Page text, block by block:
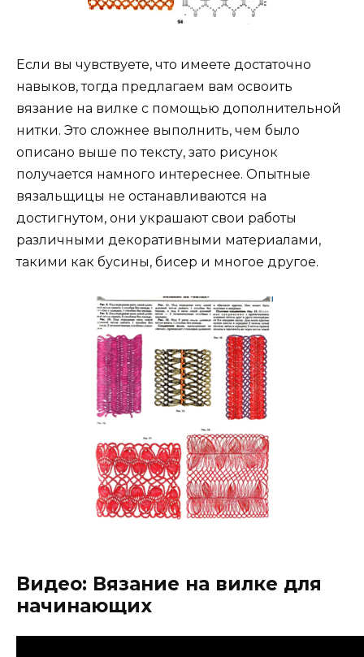
Если вы чувствуете, что имеете достаточно
навыков, тогда предлагаем вам освоить
вязание на вилке с помощью дополнительной
нитки. Это сложнее выполнить, чем было
описано выше по тексту, зато рисунок
получается намного интереснее. Опытные
вязальщицы не останавливаются на
достигнутом, они украшают свои работы
различными декоративными материалами,
такими как бусины, бисер и многое другое.
Видео: Вязание на вилке для
начинающих